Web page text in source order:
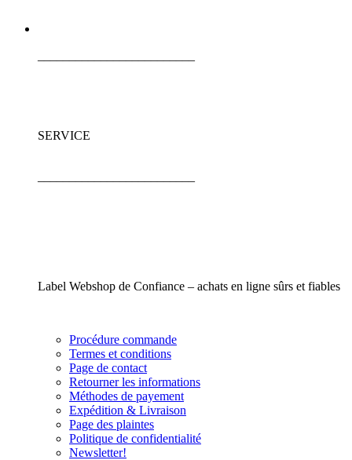
SERVICE
Label Webshop de Confiance – achats en ligne sûrs et fiables
Procédure commande
Termes et conditions
Page de contact
Retourner les informations
Méthodes de payement
Expédition & Livraison
Page des plaintes
Politique de confidentialité
Newsletter!